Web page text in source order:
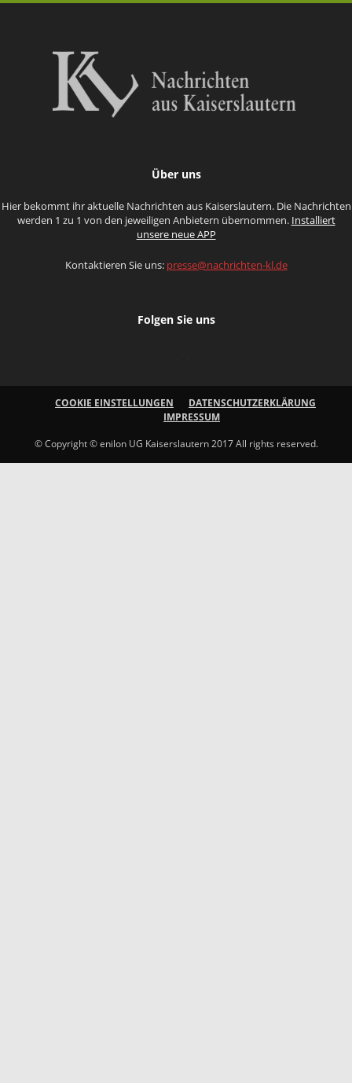
Über uns
Hier bekommt ihr aktuelle Nachrichten aus Kaiserslautern. Die Nachrichten
werden 1 zu 1 von den jeweiligen Anbietern übernommen. Installiert
unsere neue APP
Kontaktieren Sie uns: presse@nachrichten-kl.de
Folgen Sie uns
COOKIE EINSTELLUNGEN
DATENSCHUTZERKLÄRUNG
IMPRESSUM
© Copyright © enilon UG Kaiserslautern 2017 All rights reserved.